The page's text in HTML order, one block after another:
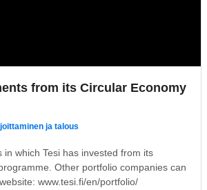
from its Circular Economy
ja talous
in which Tesi has invested from its
Other portfolio companies can
www.tesi.fi/en/portfolio/